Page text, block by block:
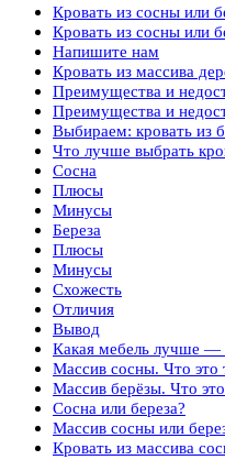
Кровать из сосны или
Кровать из сосны или
Напишите нам
Кровать из массива
Преимущества и
Преимущества и
Выбираем: кровать из
Что лучше выбрать
Сосна
Плюсы
Минусы
Береза
Плюсы
Минусы
Схожесть
Отличия
Вывод
Какая мебель лучше —
Массив сосны. Что это
Массив берёзы. Что это
Сосна или береза?
Массив сосны или
Кровать из массива